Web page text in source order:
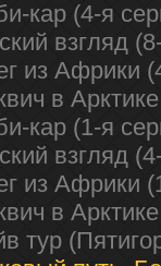
кар (4-я
взгляд
из Африки
в
кар (1-я
взгляд
из Африки
в
тур